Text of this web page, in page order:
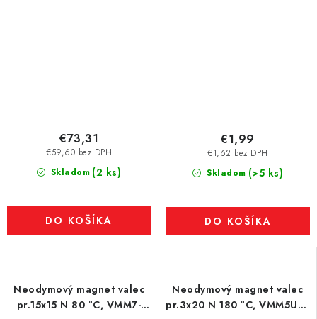
Skladom (2 ks)
€59,60 bez DPH
€73,31
DO KOŠÍKA
Skladom (>5 ks)
€1,62 bez DPH
€1,99
DO KOŠÍKA
Neodymový magnet valec
pr.15x15 N 80 °C, VMM7-
Neodymový magnet valec
pr.3x20 N 180 °C, VMM5UH-